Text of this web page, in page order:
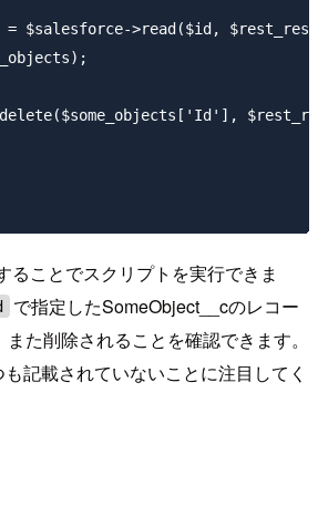
= $salesforce->read($id,
ることでスクリプトを実行できま
で指定したSomeObject__cのレコー
た削除されることを確認できます。
記載されていないことに注目してく